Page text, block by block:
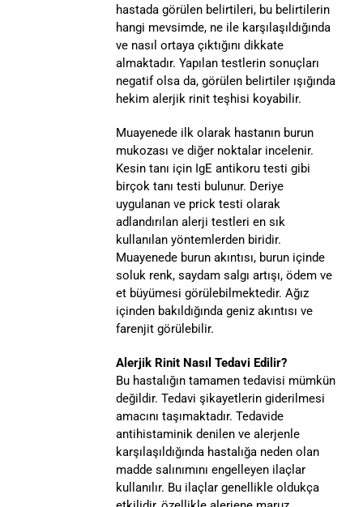
hastada görülen belirtileri, bu belirtilerin
hangi mevsimde, ne ile karşılaşıldığında
ve nasıl ortaya çıktığını dikkate
almaktadır. Yapılan testlerin sonuçları
negatif olsa da, görülen belirtiler ışığında
hekim alerjik rinit teşhisi koyabilir.
Muayenede ilk olarak hastanın burun
mukozası ve diğer noktalar incelenir.
Kesin tanı için IgE antikoru testi gibi
birçok tanı testi bulunur. Deriye
uygulanan ve prick testi olarak
adlandırılan alerji testleri en sık
kullanılan yöntemlerden biridir.
Muayenede burun akıntısı, burun içinde
soluk renk, saydam salgı artışı, ödem ve
et büyümesi görülebilmektedir. Ağız
içinden bakıldığında geniz akıntısı ve
farenjit görülebilir.
Alerjik Rinit Nasıl Tedavi Edilir?
Bu hastalığın tamamen tedavisi mümkün
değildir. Tedavi şikayetlerin giderilmesi
amacını taşımaktadır. Tedavide
antihistaminik denilen ve alerjenle
karşılaşıldığında hastalığa neden olan
madde salınımını engelleyen ilaçlar
kullanılır. Bu ilaçlar genellikle oldukça